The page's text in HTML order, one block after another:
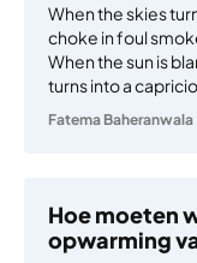
When the skies
choke in foul
When the sun is
turns into a
Fatema Baheranwala
Hoe moeten
opwarming